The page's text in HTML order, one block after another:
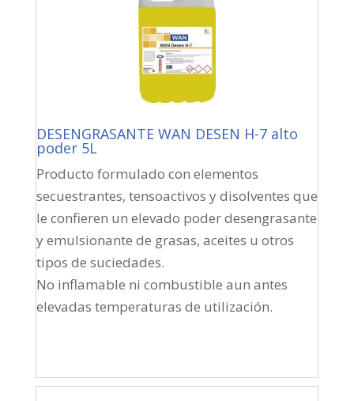
DESENGRASANTE WAN DESEN H-7 alto
poder 5L
Producto formulado con elementos
secuestrantes, tensoactivos y disolventes que
le confieren un elevado poder desengrasante
y emulsionante de grasas, aceites u otros
tipos de suciedades.
No inflamable ni combustible aun antes
elevadas temperaturas de utilización.